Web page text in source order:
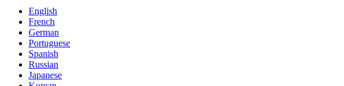
English
French
German
Portuguese
Spanish
Russian
Japanese